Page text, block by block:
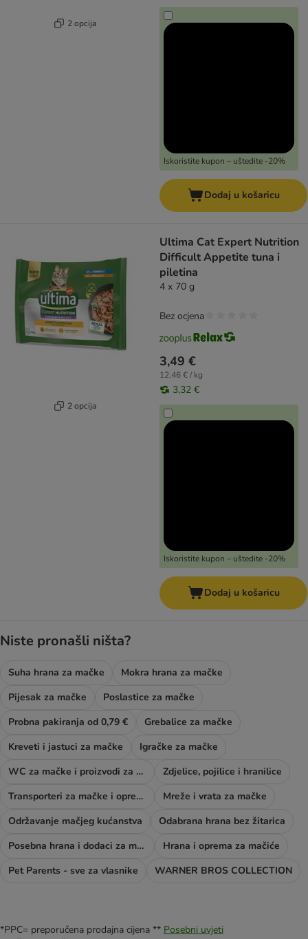
2 opcija
Iskoristite kupon – uštedite -20%
Dodaj u košaricu
2 opcija
Ultima Cat Expert Nutrition
Difficult Appetite tuna i
piletina
4 x 70 g
3,49 €
12,46 € / kg
3,32 €
Iskoristite kupon – uštedite -20%
Bez ocjena
Dodaj u košaricu
Niste pronašli ništa?
Suha hrana za mačke
Mokra hrana za mačke
Pijesak za mačke
Poslastice za mačke
Probna pakiranja od 0,79 €
Grebalice za mačke
Kreveti i jastuci za mačke
Igračke za mačke
WC za mačke i proizvodi za njegu
Zdjelice, pojilice i hranilice
Transporteri za mačke i oprema za šetnju
Mreže i vrata za mačke
Održavanje mačjeg kućanstva
Odabrana hrana bez žitarica
Posebna hrana i dodaci za mačke
Hrana i oprema za mačiće
Pet Parents - sve za vlasnike
WARNER BROS COLLECTION
*PPC= preporučena prodajna cijena ** Posebni uvjeti